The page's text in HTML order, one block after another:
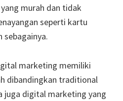
murah dan tidak
seperti kartu
sebagainya.
marketing memiliki
dibandingkan traditional
juga digital marketing yang